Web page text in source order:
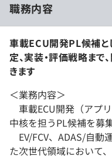
職務内容
車載ECU開発PL候補と
定、実装・評価戦略ま
きます
＜業務内容＞
車載ECU開発（アプ
中核を担うPL候補を募
EV/FCV、ADAS/自動
た次世代領域において、